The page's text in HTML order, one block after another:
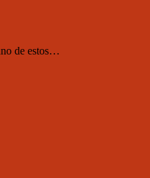
de estos…